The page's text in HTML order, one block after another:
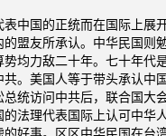
中国的正统而在国际上展
盟友所承认。中华民国则
均力敌二十年。七十年代
。美国人等于带头承认中
统访问中共后，联合国大
法理代表国际上认可中华